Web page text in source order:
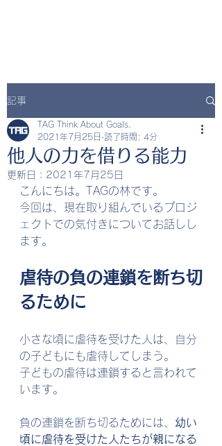
記事
他人の力を借りる能力
TAG Think About Goals.
2021年7月25日 読了時間: 4分
更新日： 2021年7月25日
こんにちは。TAGの林です。
今回は、現在取り組んでいるプロジ
ェクトでの気付きについてお話しし
ます。
虐待の負の連鎖を断ち切
るために
小さな頃に虐待を受けた人は、自分
の子どもにも虐待してしまう。
子どもの虐待は連鎖すると言われて
います。
負の連鎖を断ち切るためには、 幼い
頃に虐待を受けた人たちが親になる